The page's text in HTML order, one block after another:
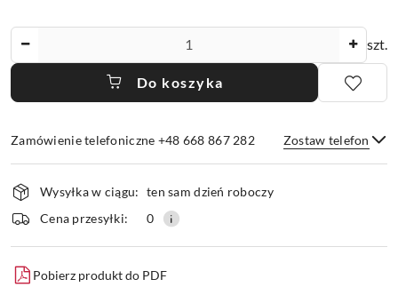
szt.
Do koszyka
Zamówienie telefoniczne +48 668 867 282 Zostaw telefon
Wyślij
Dostępność
i
dostawa
Wysyłka w ciągu: ten sam dzień roboczy
Cena przesyłki:
0
Pobierz produkt do PDF